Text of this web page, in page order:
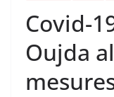
Covid-
Oujda